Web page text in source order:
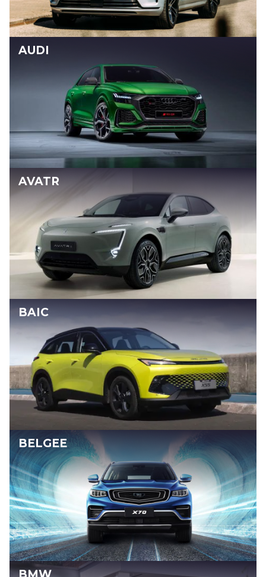
AUDI
AVATR
BAIC
BELGEE